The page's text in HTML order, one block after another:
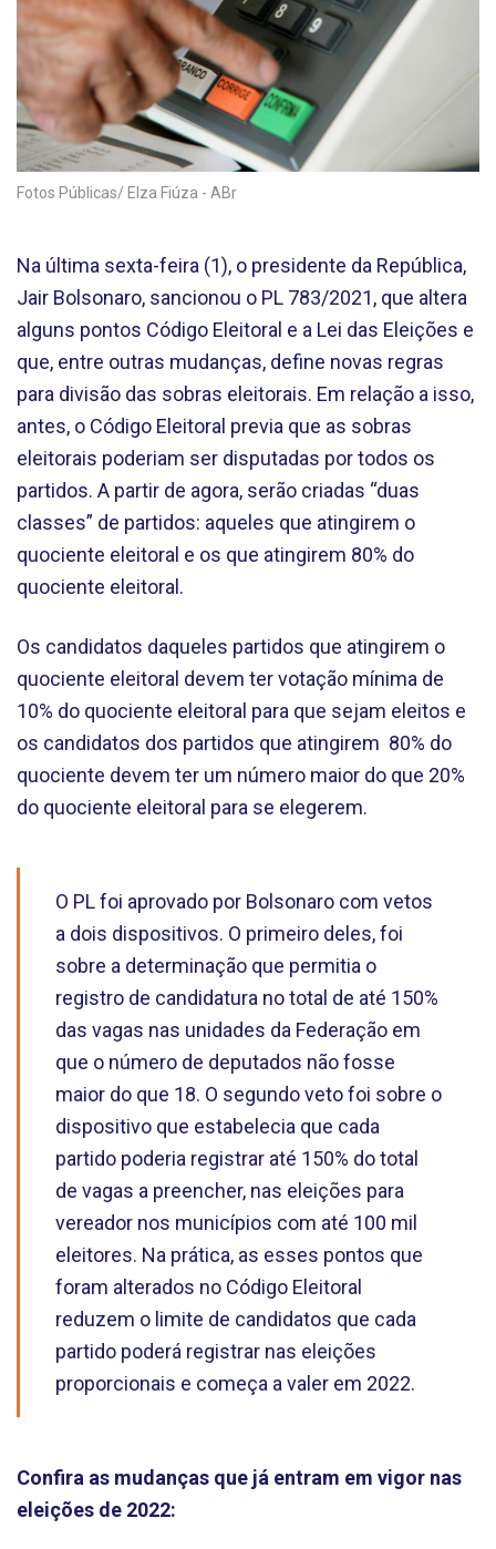
Fotos Públicas/ Elza Fiúza - ABr
Na última sexta-feira (1), o presidente da República,
Jair Bolsonaro, sancionou o PL 783/2021, que altera
alguns pontos Código Eleitoral e a Lei das Eleições e
que, entre outras mudanças, define novas regras
para divisão das sobras eleitorais. Em relação a isso,
antes, o Código Eleitoral previa que as sobras
eleitorais poderiam ser disputadas por todos os
partidos. A partir de agora, serão criadas “duas
classes” de partidos: aqueles que atingirem o
quociente eleitoral e os que atingirem 80% do
quociente eleitoral.
Os candidatos daqueles partidos que atingirem o
quociente eleitoral devem ter votação mínima de
10% do quociente eleitoral para que sejam eleitos e
os candidatos dos partidos que atingirem 80% do
quociente devem ter um número maior do que 20%
do quociente eleitoral para se elegerem.
O PL foi aprovado por Bolsonaro com vetos
a dois dispositivos. O primeiro deles, foi
sobre a determinação que permitia o
registro de candidatura no total de até 150%
das vagas nas unidades da Federação em
que o número de deputados não fosse
maior do que 18. O segundo veto foi sobre o
dispositivo que estabelecia que cada
partido poderia registrar até 150% do total
de vagas a preencher, nas eleições para
vereador nos municípios com até 100 mil
eleitores. Na prática, as esses pontos que
foram alterados no Código Eleitoral
reduzem o limite de candidatos que cada
partido poderá registrar nas eleições
proporcionais e começa a valer em 2022.
Confira as mudanças que já entram em vigor nas
eleições de 2022: